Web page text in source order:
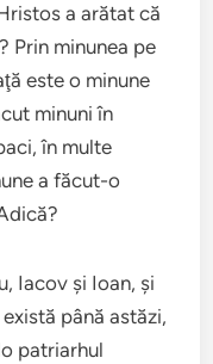
a arătat că
Prin minunea pe
este o minune
minuni în
în multe
a făcut-o
Iacov şi Ioan, şi
până astăzi,
patriarhul